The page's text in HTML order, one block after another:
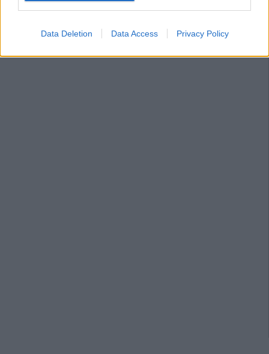
Data Deletion Data Access Privacy Policy